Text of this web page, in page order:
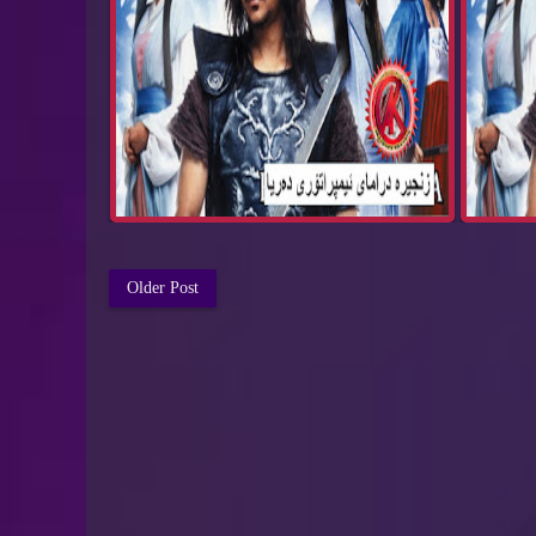
Older Post